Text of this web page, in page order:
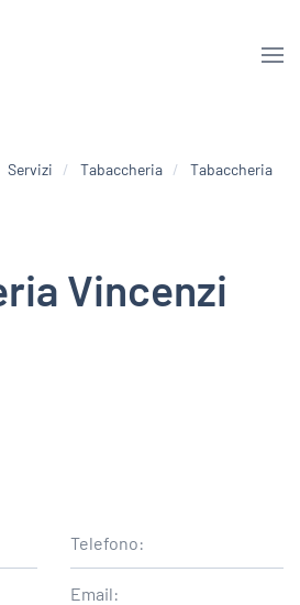
Servizi Tabaccheria
Tabaccheria
Vincenzi
Telefono:
Email: